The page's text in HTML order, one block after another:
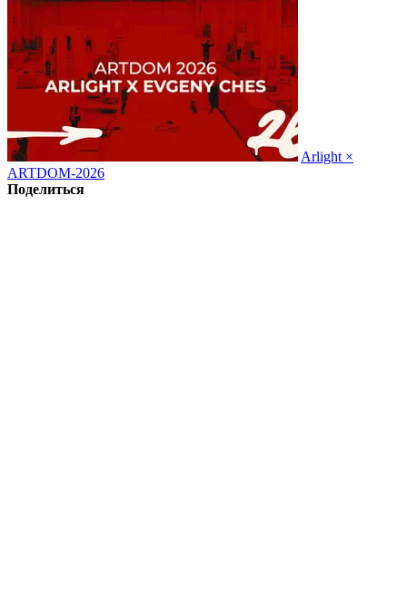
Arlight ×
ARTDOM-2026
Поделиться